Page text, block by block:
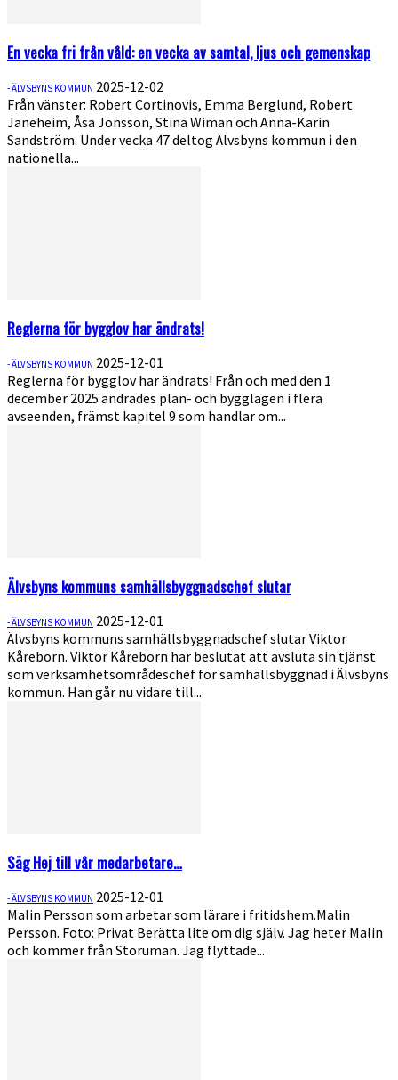
En vecka fri från våld: en vecka av samtal, ljus och gemenskap
- ÄLVSBYNS KOMMUN 2025-12-02
Från vänster: Robert Cortinovis, Emma Berglund, Robert
Janeheim, Åsa Jonsson, Stina Wiman och Anna-Karin
Sandström. Under vecka 47 deltog Älvsbyns kommun i den
nationella...
Reglerna för bygglov har ändrats!
- ÄLVSBYNS KOMMUN 2025-12-01
Reglerna för bygglov har ändrats! Från och med den 1
december 2025 ändrades plan- och bygglagen i flera
avseenden, främst kapitel 9 som handlar om...
Älvsbyns kommuns samhällsbyggnadschef slutar
- ÄLVSBYNS KOMMUN 2025-12-01
Älvsbyns kommuns samhällsbyggnadschef slutar Viktor
Kåreborn. Viktor Kåreborn har beslutat att avsluta sin tjänst
som verksamhetsområdeschef för samhällsbyggnad i Älvsbyns
kommun. Han går nu vidare till...
Säg Hej till vår medarbetare…
- ÄLVSBYNS KOMMUN 2025-12-01
Malin Persson som arbetar som lärare i fritidshem.Malin
Persson. Foto: Privat Berätta lite om dig själv. Jag heter Malin
och kommer från Storuman. Jag flyttade...